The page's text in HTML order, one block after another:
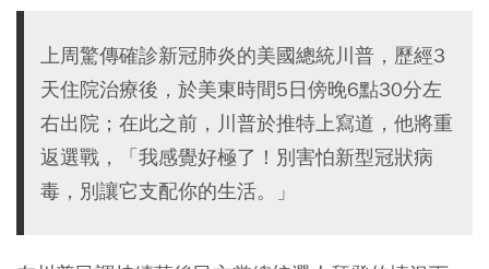
上周驚傳確診新冠肺炎的美國總統川普，歷經3
天住院治療後，於美東時間5日傍晚6點30分左
右出院；在此之前，川普於推特上寫道，他將重
返選戰，「我感覺好極了！別害怕新型冠狀病
毒，別讓它支配你的生活。」